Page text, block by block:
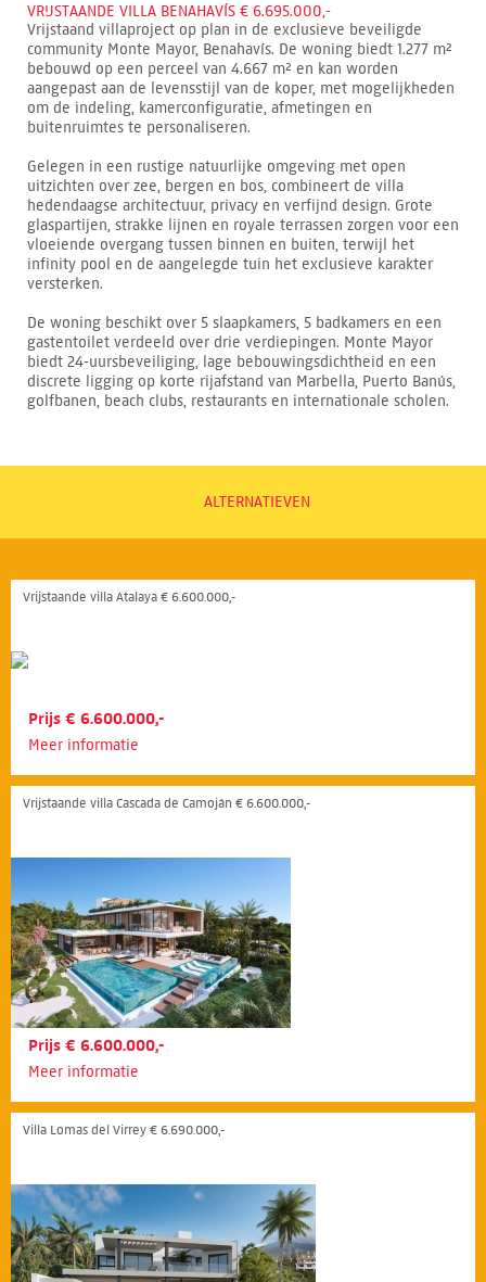
VRIJSTAANDE VILLA BENAHAVÍS € 6.695.000,-
Vrijstaand villaproject op plan in de exclusieve beveiligde
community Monte Mayor, Benahavís. De woning biedt 1.277 m²
bebouwd op een perceel van 4.667 m² en kan worden
aangepast aan de levensstijl van de koper, met mogelijkheden
om de indeling, kamerconfiguratie, afmetingen en
buitenruimtes te personaliseren.
Gelegen in een rustige natuurlijke omgeving met open
uitzichten over zee, bergen en bos, combineert de villa
hedendaagse architectuur, privacy en verfijnd design. Grote
glaspartijen, strakke lijnen en royale terrassen zorgen voor een
vloeiende overgang tussen binnen en buiten, terwijl het
infinity pool en de aangelegde tuin het exclusieve karakter
versterken.
De woning beschikt over 5 slaapkamers, 5 badkamers en een
gastentoilet verdeeld over drie verdiepingen. Monte Mayor
biedt 24-uursbeveiliging, lage bebouwingsdichtheid en een
discrete ligging op korte rijafstand van Marbella, Puerto Banús,
golfbanen, beach clubs, restaurants en internationale scholen.
ALTERNATIEVEN
Vrijstaande villa Atalaya € 6.600.000,-
Prijs € 6.600.000,-
Meer informatie
Vrijstaande villa Cascada de Camoján € 6.600.000,-
Prijs € 6.600.000,-
Meer informatie
Villa Lomas del Virrey € 6.690.000,-